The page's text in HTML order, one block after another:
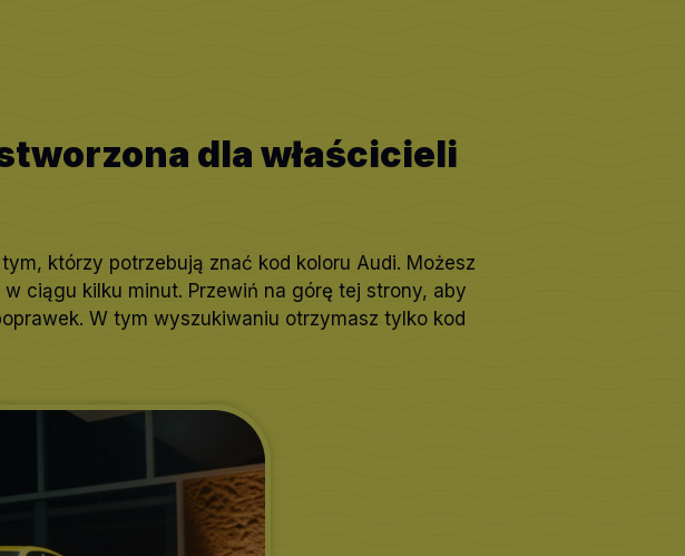
dla właścicieli
którzy potrzebują znać kod koloru Audi. Możesz
ciągu kilku minut. Przewiń na górę tej strony, aby
W tym wyszukiwaniu otrzymasz tylko kod